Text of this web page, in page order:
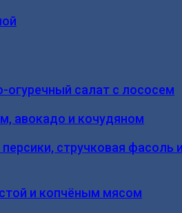
огуречный салат с лососем
авокадо и кочудяном
стручковая фасоль
и копчёным мясом